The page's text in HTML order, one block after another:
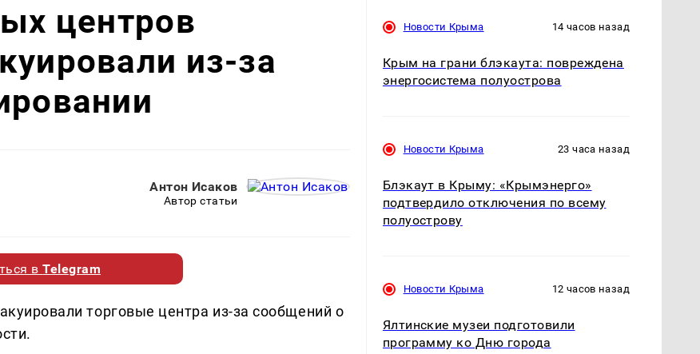
центров
из-за
Антон Исаков
Автор статьи
вTelegram
торговые центра из-за сообщений о
Новости Крыма 14 часов назад
Крым на грани блэкаута: повреждена
энергосистема полуострова
Новости Крыма 23 часа назад
Блэкаут в Крыму: «Крымэнерго»
подтвердило отключения по всему
полуострову
Новости Крыма 12 часов назад
Ялтинские музеи подготовили
программу ко Дню города